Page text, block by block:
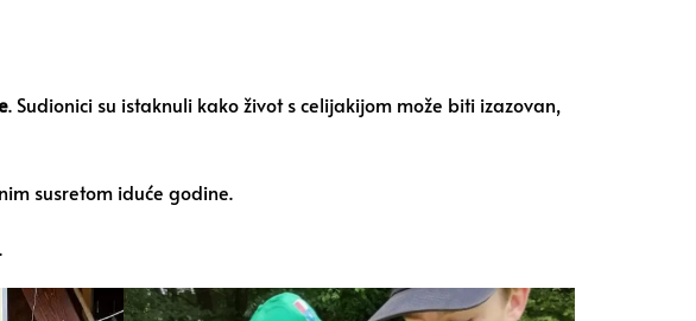
. Sudionici su istaknuli kako život s celijakijom može biti izazovan,
susretom iduće godine.